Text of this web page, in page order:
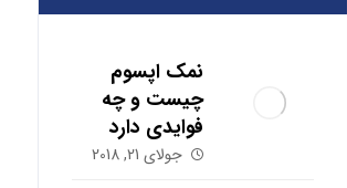
نمک اپسوم
چیست و چه
فوایدی دارد
جولای 21, 2018